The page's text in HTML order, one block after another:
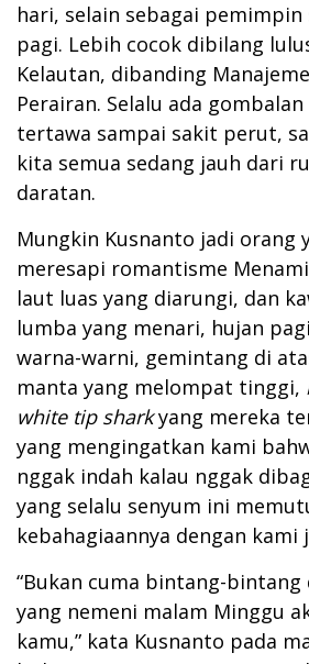
hari, selain sebagai pemimpin
pagi. Lebih cocok dibilang
Kelautan, dibanding
Perairan. Selalu ada
tertawa sampai sakit perut,
kita semua sedang jauh dari
daratan.
Mungkin Kusnanto jadi orang
meresapi romantisme
laut luas yang diarungi, dan
lumba yang menari, hujan
warna-warni, gemintang di
manta yang melompat tinggi,
white tip sharkyang mereka
yang mengingatkan kami
nggak indah kalau nggak
yang selalu senyum ini
kebahagiaannya dengan kami
“Bukan cuma bintang-bintang
yang nemeni malam Minggu
kamu,” kata Kusnanto pada